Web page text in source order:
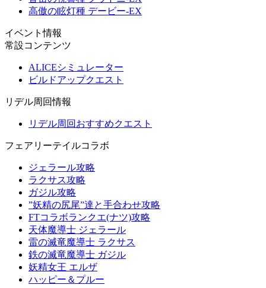
高傲の眩灯種 デービー-EX
イベント情報
常設コンテンツ
ALICEシミュレーター
ビルドアップクエスト
リデル周回情報
リデル周回おすすめクエスト
フェアリーテイルコラボ
ジェラール攻略
ラクサス攻略
ガジル攻略
”妖精の尻尾”達と手合わせ攻略
FTコラボランクエ(ナツ)攻略
天体魔導士 ジェラール
雷の滅竜魔導士 ラクサス
鉄の滅竜魔導士 ガジル
妖精女王 エルザ
ハッピー＆プルー